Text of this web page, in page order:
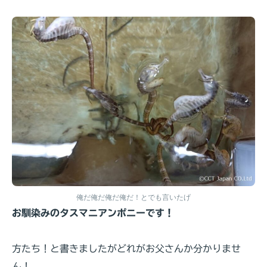
俺だ俺だ俺だ俺だ！とでも言いたげ
お馴染みのタスマニアンポニーです！
方たち！と書きましたがどれがお父さんか分かりませ